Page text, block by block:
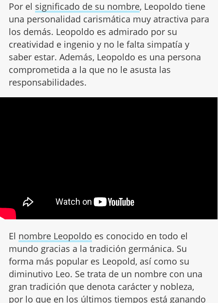
Por el significado de su nombre, Leopoldo tiene
una personalidad carismática muy atractiva para
los demás. Leopoldo es admirado por su
creatividad e ingenio y no le falta simpatía y
saber estar. Además, Leopoldo es una persona
comprometida a la que no le asusta las
responsabilidades.
El nombre Leopoldo es conocido en todo el
mundo gracias a la tradición germánica. Su
forma más popular es Leopold, así como su
diminutivo Leo. Se trata de un nombre con una
gran tradición que denota carácter y nobleza,
por lo que en los últimos tiempos está ganando